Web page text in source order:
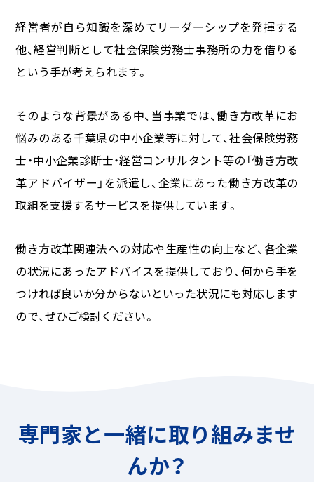
経営者が自ら知識を深めてリーダーシップを発揮する
他、経営判断として社会保険労務士事務所の力を借りる
という手が考えられます。
そのような背景がある中、当事業では、働き方改革にお
悩みのある千葉県の中小企業等に対して、社会保険労務
士・中小企業診断士・経営コンサルタント等の「働き方改
革アドバイザー」を派遣し、企業にあった働き方改革の
取組を支援するサービスを提供しています。
働き方改革関連法への対応や生産性の向上など、各企業
の状況にあったアドバイスを提供しており、何から手を
つければ良いか分からないといった状況にも対応します
ので、ぜひご検討ください。
専門家と一緒に取り組みませ
んか？